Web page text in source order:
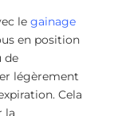
le gainage
en position
de
légèrement
Cela